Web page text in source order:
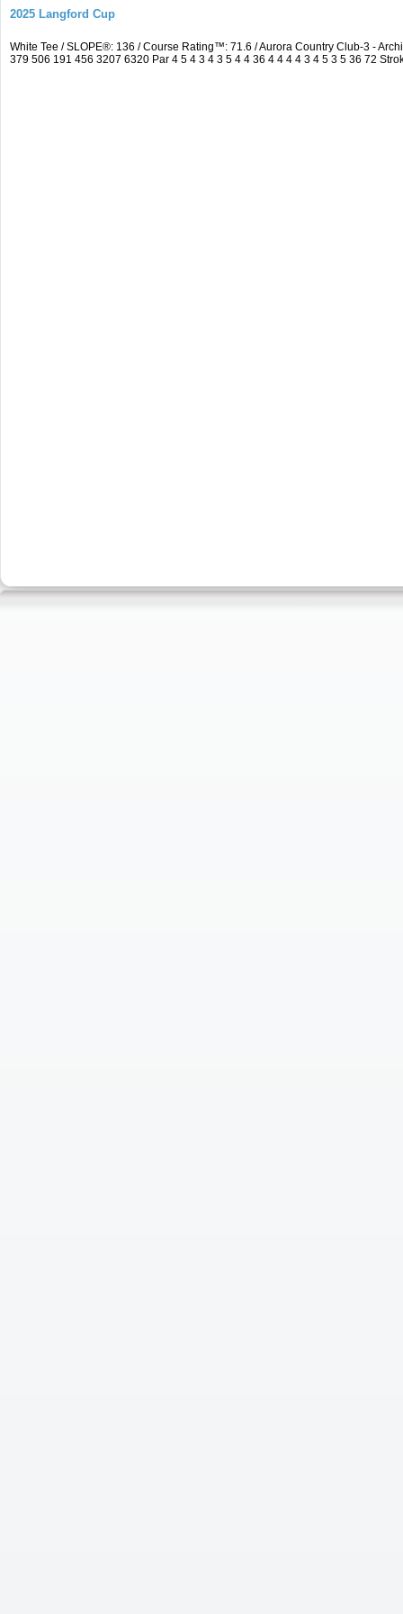
2025 Langford Cup
White Tee / SLOPE®: 136 / Course Rating™: 71.6 / Aurora Country Club-3 -
379 506 191 456 3207 6320 Par 4 5 4 3 4 3 5 4 4 36 4 4 4 4 3 4 5 3 5 36 72